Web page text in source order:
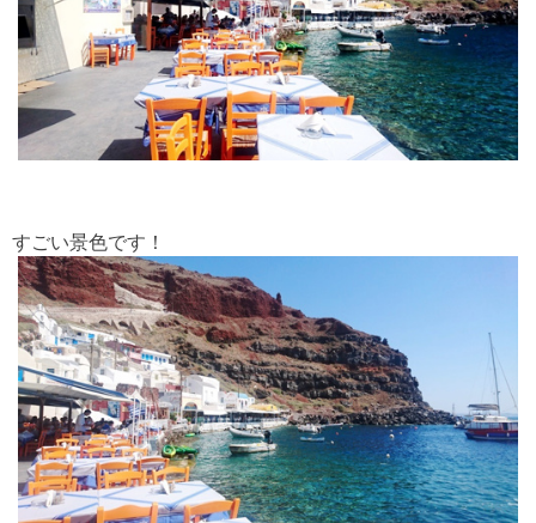
すごい景色です！